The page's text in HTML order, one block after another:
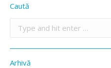
Caută
Arhivă